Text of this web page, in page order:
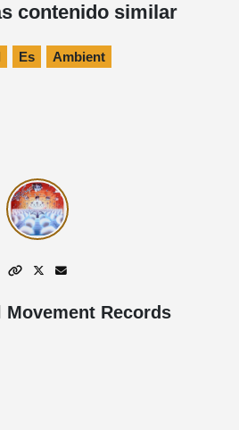
contenido similar
Es Ambient
Movement Records